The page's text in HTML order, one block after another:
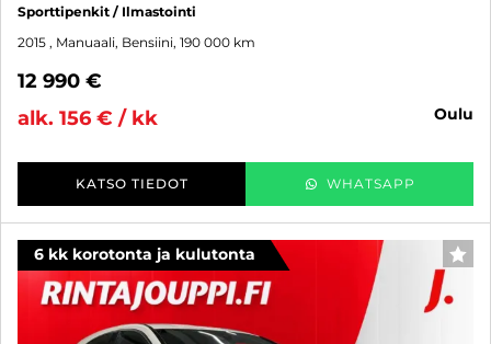
Sporttipenkit / Ilmastointi
2015 , Manuaali, Bensiini, 190 000 km
12 990 €
alk. 156 € / kk
oulu
KATSO TIEDOT WHATSAPP
6 kk korotonta ja kulutonta